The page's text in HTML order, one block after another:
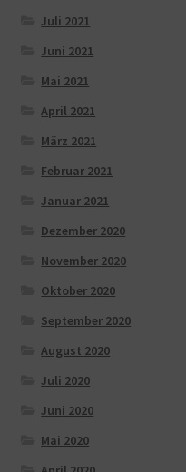
Juli 2021
Juni 2021
Mai 2021
April 2021
März 2021
Februar 2021
Januar 2021
Dezember 2020
November 2020
Oktober 2020
September 2020
August 2020
Juli 2020
Juni 2020
Mai 2020